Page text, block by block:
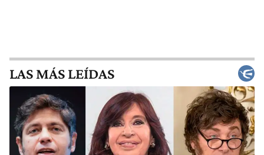
LAS MÁS LEÍDAS